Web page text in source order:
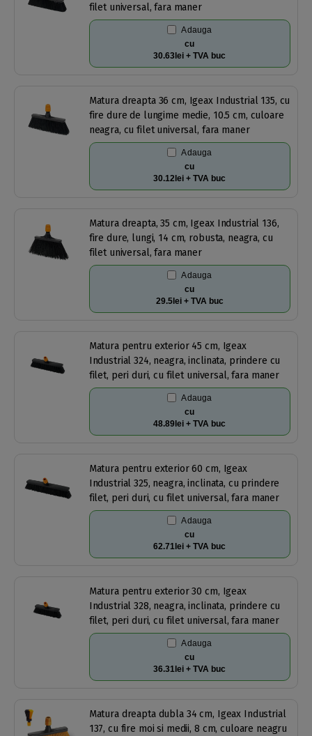
filet universal, fara maner
Adauga
cu
30.63lei + TVA buc
Matura dreapta 36 cm, Igeax Industrial 135, cu
fire dure de lungime medie, 10.5 cm, culoare
neagra, cu filet universal, fara maner
Adauga
cu
30.12lei + TVA buc
Matura dreapta, 35 cm, Igeax Industrial 136,
fire dure, lungi, 14 cm, robusta, neagra, cu
filet universal, fara maner
Adauga
cu
29.5lei + TVA buc
Matura pentru exterior 45 cm, Igeax
Industrial 324, neagra, inclinata, prindere cu
filet, peri duri, cu filet universal, fara maner
Adauga
cu
48.89lei + TVA buc
Matura pentru exterior 60 cm, Igeax
Industrial 325, neagra, inclinata, cu prindere
filet, peri duri, cu filet universal, fara maner
Adauga
cu
62.71lei + TVA buc
Matura pentru exterior 30 cm, Igeax
Industrial 328, neagra, inclinata, prindere cu
filet, peri duri, cu filet universal, fara maner
Adauga
cu
36.31lei + TVA buc
Matura dreapta dubla 34 cm, Igeax Industrial
137, cu fire moi si medii, 8 cm, culoare neagru